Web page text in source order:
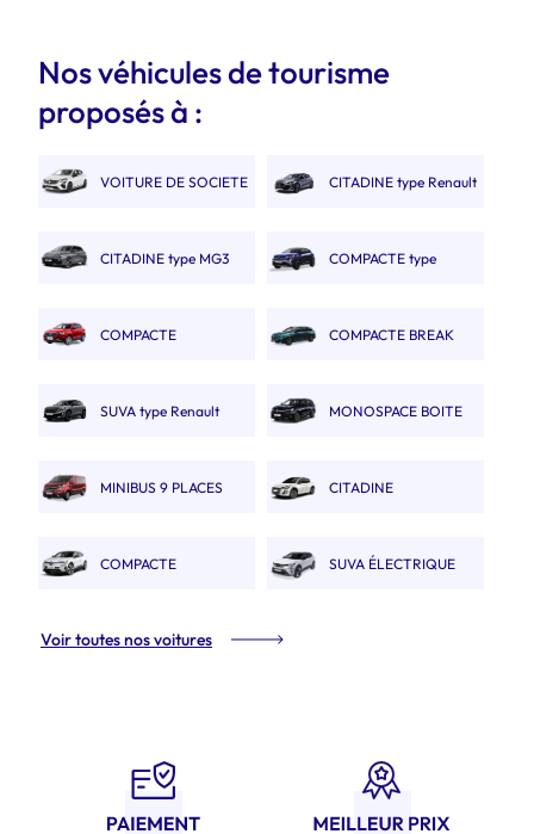
Nos véhicules de tourisme
proposés à :
VOITURE DE SOCIETE CITADINE type Renault
CITADINE type MG3
COMPACTE type
COMPACTE
COMPACTE BREAK
SUVA type Renault
MONOSPACE BOITE
MINIBUS 9 PLACES
CITADINE
COMPACTE
SUVA ÉLECTRIQUE
Voir toutes nos voitures